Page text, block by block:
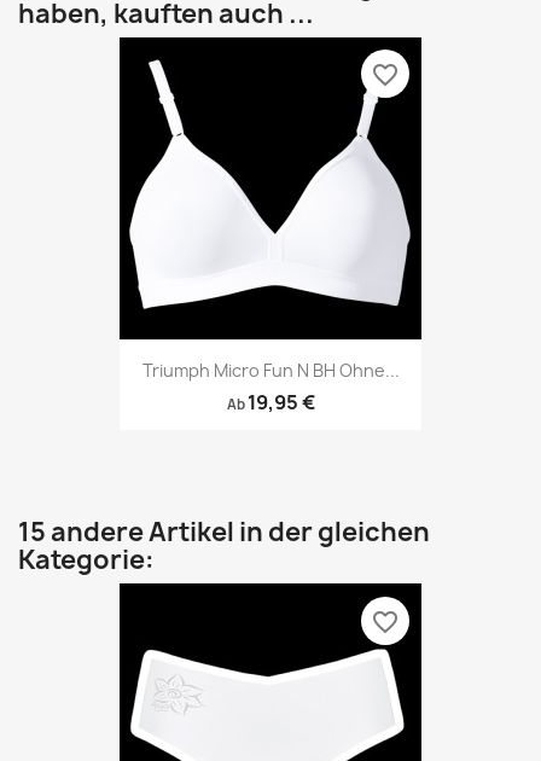
haben, kauften auch ...
Triumph Micro Fun N BH Ohne...
Ab 19,95 €
favorite_border
15 andere Artikel in der gleichen
Kategorie:
favorite_border